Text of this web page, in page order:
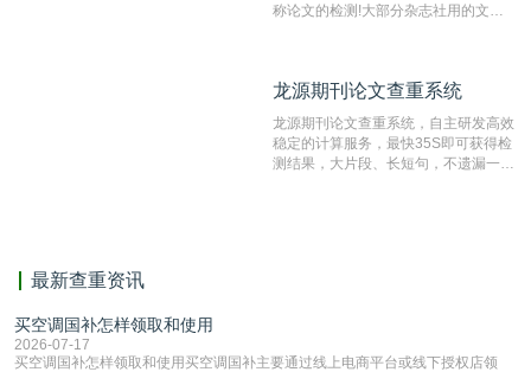
称论文的检测!大部分杂志社用的文献
编辑部检测来稿和已发表的文献,检测
测时注意填写第一作者,才能排除已发
表文献复制比。（限制字符数1万）
龙源期刊论文查重系统
龙源期刊论文查重系统，自主研发高效
稳定的计算服务，最快35S即可获得检
测结果，大片段、长短句，不遗漏一处
最新查重资讯
买空调国补怎样领取和使用
2026-07-17
买空调国补怎样领取和使用买空调国补主要通过线上电商平台或线下授权店领